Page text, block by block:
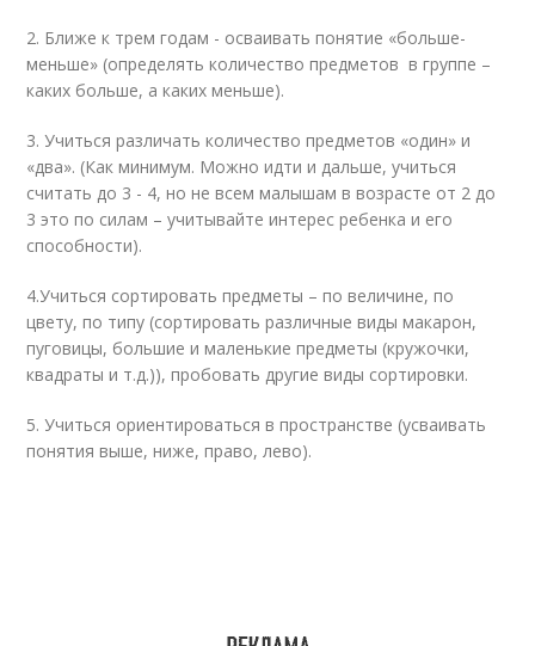
2. Ближе к трем годам - осваивать понятие «больше-
меньше» (определять количество предметов в группе –
каких больше, а каких меньше).
3. Учиться различать количество предметов «один» и
«два». (Как минимум. Можно идти и дальше, учиться
считать до 3 - 4, но не всем малышам в возрасте от 2 до
3 это по силам – учитывайте интерес ребенка и его
способности).
4.Учиться сортировать предметы – по величине, по
цвету, по типу (сортировать различные виды макарон,
пуговицы, большие и маленькие предметы (кружочки,
квадраты и т.д.)), пробовать другие виды сортировки.
5. Учиться ориентироваться в пространстве (усваивать
понятия выше, ниже, право, лево).